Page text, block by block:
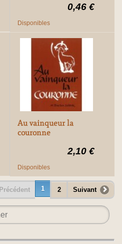
0,46 €
Disponibles
Au vainqueur la
couronne
2,10 €
Disponibles
Précédent 1 2 Suivant